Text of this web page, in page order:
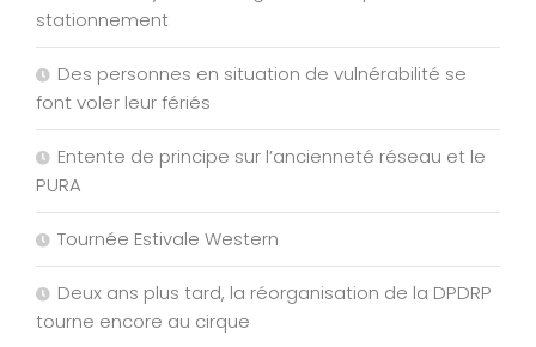
stationnement
Des personnes en situation de vulnérabilité se
font voler leur fériés
Entente de principe sur l’ancienneté réseau et le
PURA
Tournée Estivale Western
Deux ans plus tard, la réorganisation de la DPDRP
tourne encore au cirque